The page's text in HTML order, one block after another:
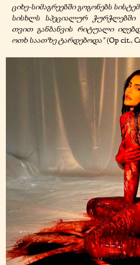
ციხე-სიმაგრეებში გოგონებს
სისხლს სპეციალურ ჭურჭლებში
თვით განბანვის რიტუალი
ოთხ საათზე ტარდებოდა"(Op cit.,